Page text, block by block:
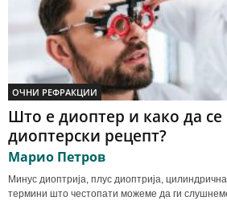
ОЧНИ РЕФРАКЦИИ
Што е диоптер и како да
диоптерски рецепт?
Марио Петров
Минус диоптрија, плус диоптрија,
термини што честопати можеме да ги